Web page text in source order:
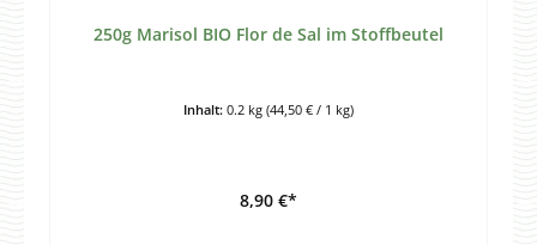
250g Marisol BIO Flor de Sal im Stoffbeutel
Inhalt: 0.2 kg (44,50 € / 1 kg)
8,90 €*